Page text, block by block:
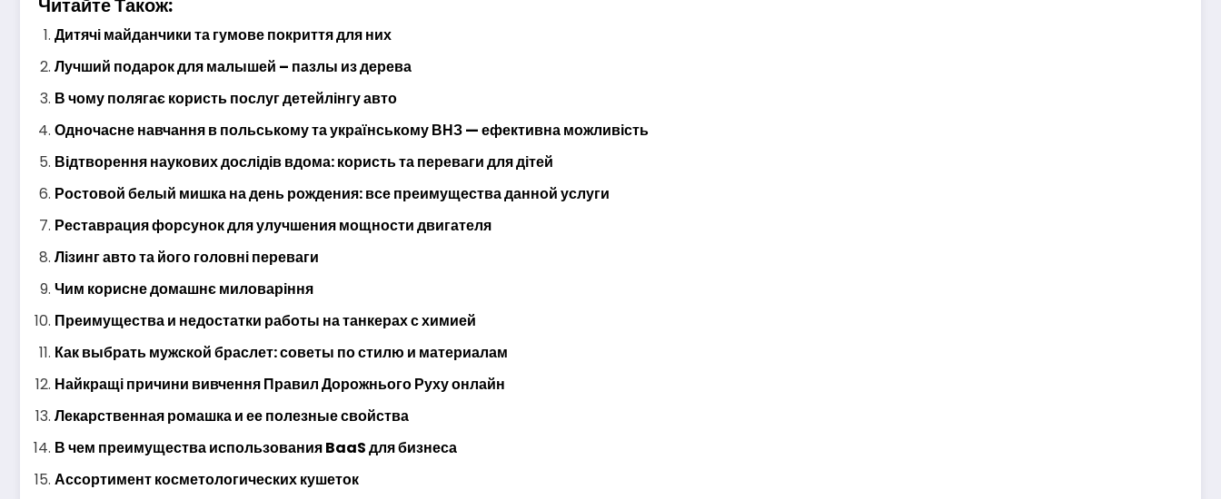
Читайте Також:
Дитячі майданчики та гумове покриття для них
Лучший подарок для малышей – пазлы из дерева
В чому полягає користь послуг детейлінгу авто
Одночасне навчання в польському та українському ВНЗ — ефективна можливість
Відтворення наукових дослідів вдома: користь та переваги для дітей
Ростовой белый мишка на день рождения: все преимущества данной услуги
Реставрация форсунок для улучшения мощности двигателя
Лізинг авто та його головні переваги
Чим корисне домашнє миловаріння
Преимущества и недостатки работы на танкерах с химией
Как выбрать мужской браслет: советы по стилю и материалам
Найкращі причини вивчення Правил Дорожнього Руху онлайн
Лекарственная ромашка и ее полезные свойства
В чем преимущества использования BaaS для бизнеса
Ассортимент косметологических кушеток